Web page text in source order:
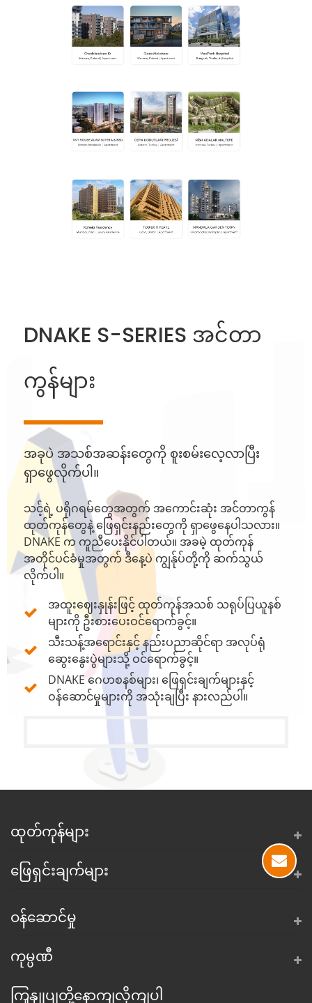
DNAKE S-SERIES အင်တာ
ကွန်များ
အခုပဲ အသစ်အဆန်းတွေကို စူးစမ်းလေ့လာပြီး
ရှာဖွေလိုက်ပါ။
သင့်ရဲ့ ပရိုဂရမ်တွေအတွက် အကောင်းဆုံး အင်တာကွန်
ထုတ်ကုန်တွေနဲ့ ဖြေရှင်းနည်းတွေကို ရှာဖွေနေပါသလား။
DNAKE က ကူညီပေးနိုင်ပါတယ်။ အခမဲ့ ထုတ်ကုန်
အတိုင်ပင်ခံမှုအတွက် ဒီနေ့ပဲ ကျွန်ုပ်တို့ကို ဆက်သွယ်
လိုက်ပါ။
အထူးဈေးနှုန်းဖြင့် ထုတ်ကုန်အသစ် သရုပ်ပြယူနစ်
များကို ဦးစားပေးဝင်ရောက်ခွင့်။
သီးသန့်အရောင်းနှင့် နည်းပညာဆိုင်ရာ အလုပ်ရုံ
ဆွေးနွေးပွဲများသို့ ဝင်ရောက်ခွင့်။
DNAKE ဂေဟစနစ်များ၊ ဖြေရှင်းချက်များနှင့်
ဝန်ဆောင်မှုများကို အသုံးချပြီး နားလည်ပါ။
ထုတ်ကုန်များ
ဖြေရှင်းချက်များ
ဝန်ဆောင်မှု
ကုမ္ပဏီ
ကြှနျုပျတို့နောကျလိုကျပါ